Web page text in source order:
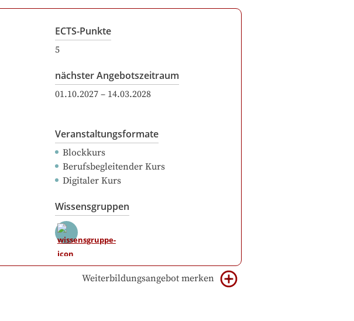
ECTS-Punkte
5
nächster Angebotszeitraum
01.10.2027 – 14.03.2028
Veranstaltungsformate
Blockkurs
Berufsbegleitender Kurs
Digitaler Kurs
Wissensgruppen
Weiterbildungsangebot merken